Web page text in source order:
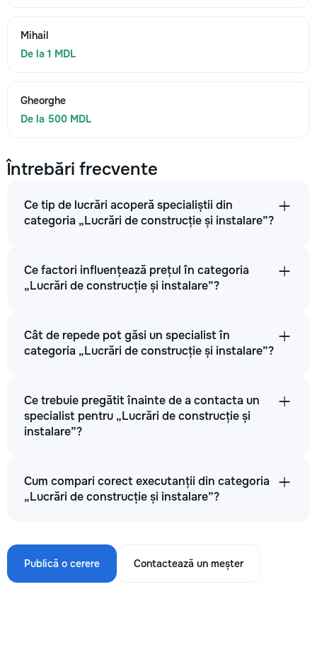
Mihail
De la 1 MDL
Gheorghe
De la 500 MDL
Întrebări frecvente
Ce tip de lucrări acoperă specialiștii din
categoria „Lucrări de construcție și instalare”?
Ce factori influențează prețul în categoria
„Lucrări de construcție și instalare”?
Cât de repede pot găsi un specialist în
categoria „Lucrări de construcție și instalare”?
Ce trebuie pregătit înainte de a contacta un
specialist pentru „Lucrări de construcție și
instalare”?
Cum compari corect executanții din categoria
„Lucrări de construcție și instalare”?
Publică o cerere Contactează un meșter